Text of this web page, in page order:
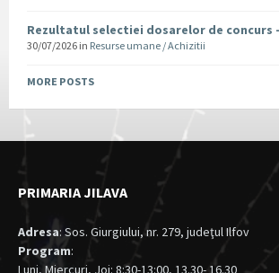
Rezultatul selectiei dosarelor de concurs
30/07/2026 in Resurse umane / Achizitii
MORE POSTS
PRIMARIA JILAVA
Adresa: Sos. Giurgiului, nr. 279, judeţul Ilfov
Program:
Luni, Miercuri, Joi: 8:30-13:00, 13.30- 16.30